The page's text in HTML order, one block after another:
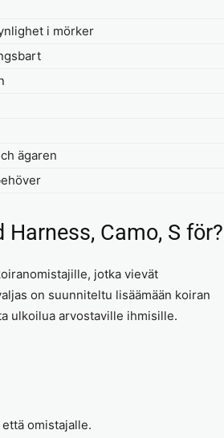
i mörker
ägaren
Camo, S för?
jotka vievät
on suunniteltu lisäämään koiran
ulkoilua arvostaville ihmisille.
omistajalle.